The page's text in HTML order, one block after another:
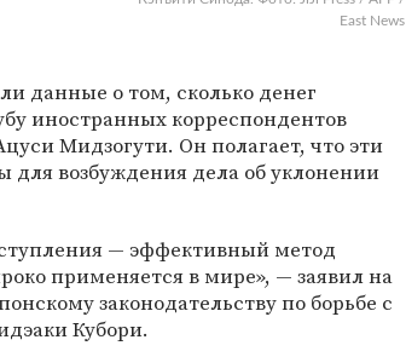
East News
данные о том, сколько денег
иностранных корреспондентов
Мидзогути. Он полагает, что эти
для возбуждения дела об уклонении
— эффективный метод
применяется в мире», — заявил на
законодательству по борьбе с
Кубори.